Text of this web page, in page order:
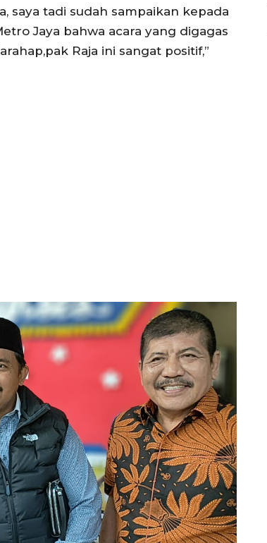
saya tadi sudah sampaikan kepada
Jaya bahwa acara yang digagas
Raja ini sangat positif,”